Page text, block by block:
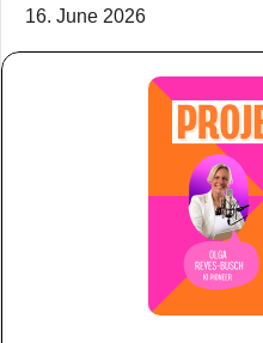
16. June 2026